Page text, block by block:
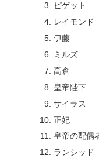
ピゲット
レイモンド
伊藤
ミルズ
高倉
皇帝陛下
サイラス
正妃
皇帝の配偶
ランシッド